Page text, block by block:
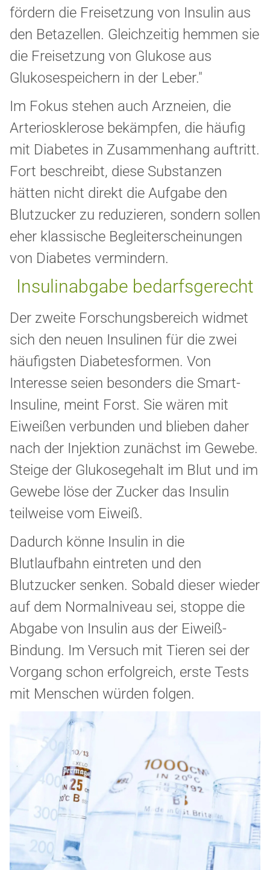
fördern die Freisetzung von Insulin aus
den Betazellen. Gleichzeitig hemmen sie
die Freisetzung von Glukose aus
Glukosespeichern in der Leber."
Im Fokus stehen auch Arzneien, die
Arteriosklerose bekämpfen, die häufig
mit Diabetes in Zusammenhang auftritt.
Fort beschreibt, diese Substanzen
hätten nicht direkt die Aufgabe den
Blutzucker zu reduzieren, sondern sollen
eher klassische Begleiterscheinungen
von Diabetes vermindern.
Insulinabgabe bedarfsgerecht
Der zweite Forschungsbereich widmet
sich den neuen Insulinen für die zwei
häufigsten Diabetesformen. Von
Interesse seien besonders die Smart-
Insuline, meint Forst. Sie wären mit
Eiweißen verbunden und blieben daher
nach der Injektion zunächst im Gewebe.
Steige der Glukosegehalt im Blut und im
Gewebe löse der Zucker das Insulin
teilweise vom Eiweiß.
Dadurch könne Insulin in die
Blutlaufbahn eintreten und den
Blutzucker senken. Sobald dieser wieder
auf dem Normalniveau sei, stoppe die
Abgabe von Insulin aus der Eiweiß-
Bindung. Im Versuch mit Tieren sei der
Vorgang schon erfolgreich, erste Tests
mit Menschen würden folgen.